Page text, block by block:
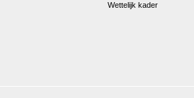
Wettelijk kader